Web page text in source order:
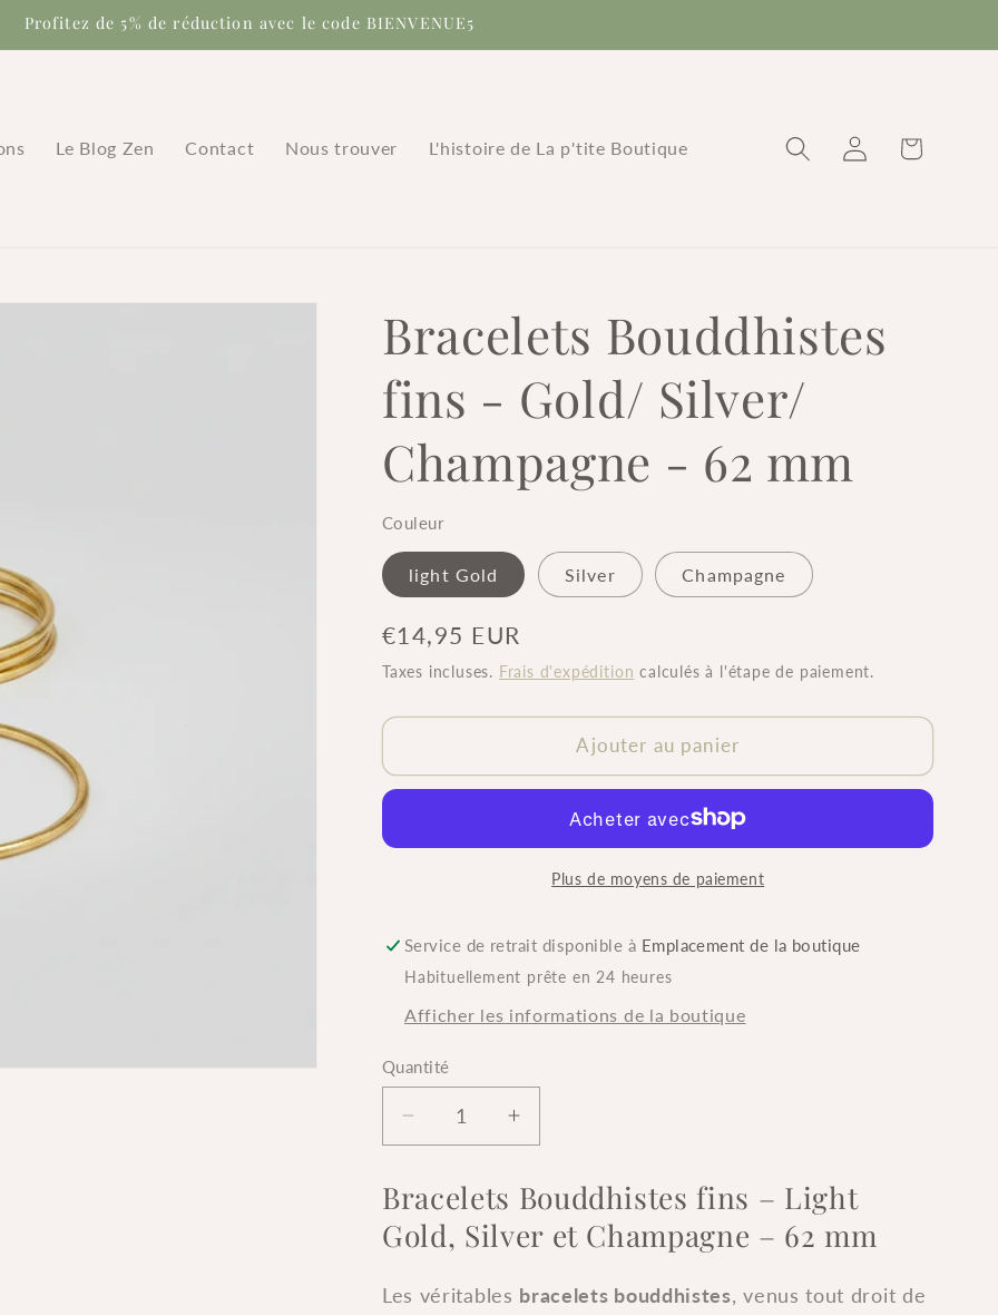
Profitez de 5% de réduction avec le code BIENVENUE5
Le Blog Zen Contact Nous trouver L'histoire de La p'tite Boutique Connexion Panier
Bracelets Bouddhistes
fins - Gold/ Silver/
Champagne - 62 mm
Couleur
light Gold Silver Champagne
Prix
habituel
€14,95 EUR
Taxes incluses. Frais d'expédition calculés à l'étape de paiement.
Ajouter au panier
Plus de moyens de paiement
Service de retrait disponible à Emplacement de la boutique
Habituellement prête en 24 heures
Afficher les informations de la boutique
Quantité
Quantité
Réduire
la
quantité
de
Bracelets
fins
Augmenter
la
quantité
de
Bracelets
fins
Bracelets Bouddhistes fins – Light
Gold, Silver et Champagne – 62 mm
Les véritables bracelets bouddhistes, venus tout droit de